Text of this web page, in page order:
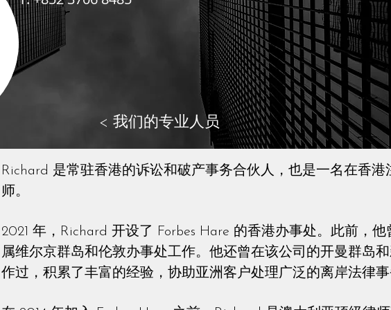
< 我们的专业人员
Richard 是常驻香港的诉讼和破产事务合伙人，也是一名在香港
师。
2021 年，Richard 开设了 Forbes Hare 的香港办事处。此前，
属维尔京群岛和伦敦办事处工作。他还曾在该公司的开曼群岛
作过，积累了丰富的经验，协助亚洲客户处理广泛的离岸法律事